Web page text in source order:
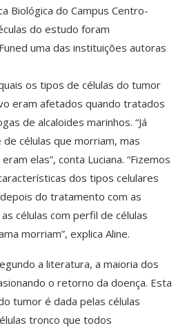
Biológica do Campus Centro-
do estudo foram
uma das instituições autoras
os tipos de células do tumor
eram afetados quando tratados
de alcaloides marinhos. “Já
células que morriam, mas
elas”, conta Luciana. “Fizemos
dos tipos celulares
do tratamento com as
células com perfil de células
morriam”, explica Aline.
a literatura, a maioria dos
o retorno da doença. Esta
tumor é dada pelas células
tronco que todos